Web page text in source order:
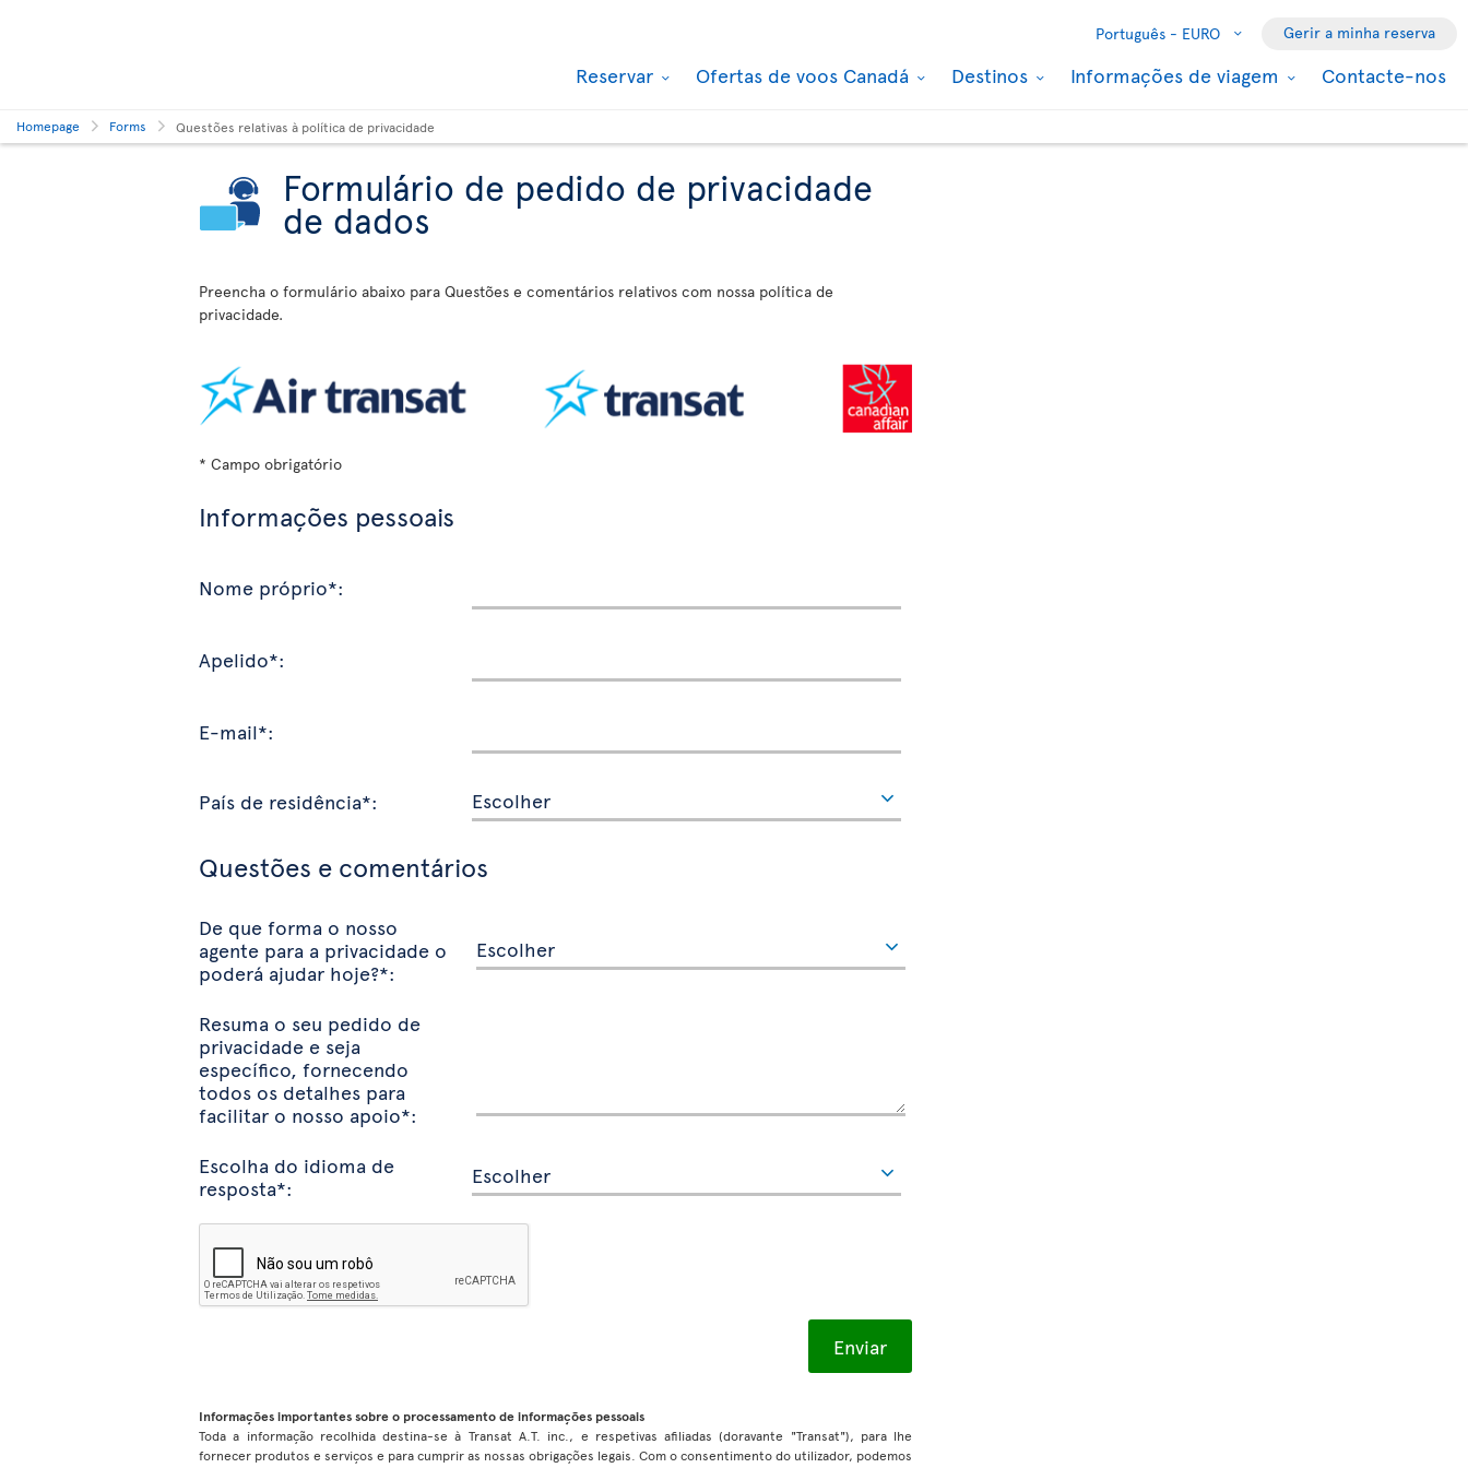
Português - EURO Gerir a minha reserva
Reservar Ofertas de voos Canadá Destinos Informações de viagem Contacte-nos
Homepage Forms Questões relativas à política de privacidade
Formulário de pedido de privacidade
de dados
Preencha o formulário abaixo para Questões e comentários relativos com nossa política de
privacidade.
* Campo obrigatório
Informações pessoais
Nome próprio*:
Apelido*:
E-mail*:
País de residência*:
Questões e comentários
De que forma o nosso
agente para a privacidade o
poderá ajudar hoje?*:
Resuma o seu pedido de
privacidade e seja
específico, fornecendo
todos os detalhes para
facilitar o nosso apoio*:
Escolha do idioma de
resposta*:
Informações importantes sobre o processamento de informações pessoais
Toda a informação recolhida destina-se à Transat A.T. inc., e respetivas afiliadas (doravante "Transat"), para lhe
fornecer produtos e serviços e para cumprir as nossas obrigações legais. Com o consentimento do utilizador, podemos